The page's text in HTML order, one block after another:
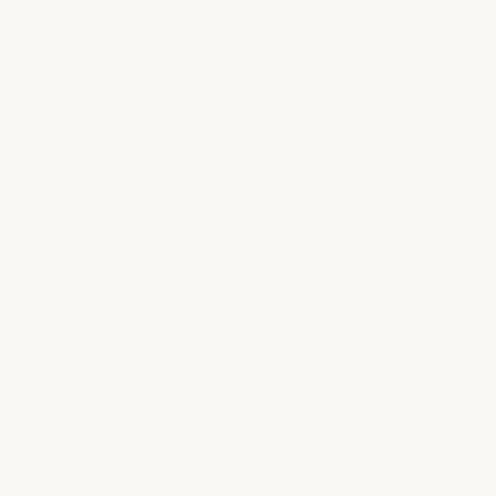
et paisible.